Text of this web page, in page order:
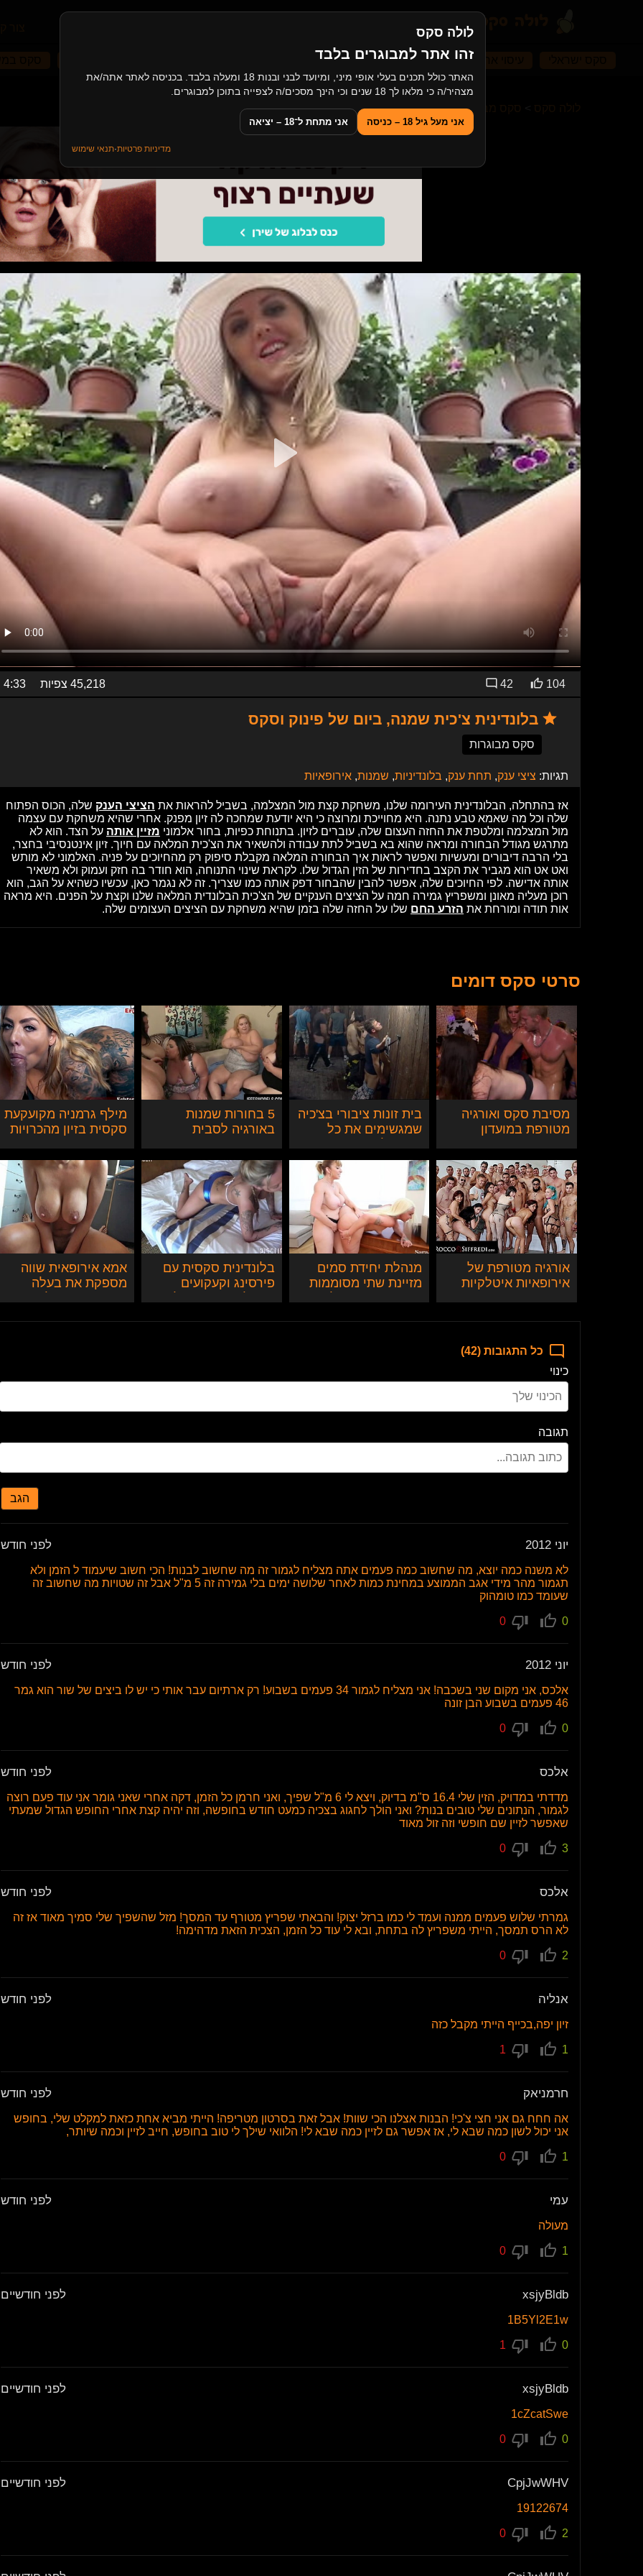
לולה סקס
זהו אתר למבוגרים בלבד
האתר כולל תכנים בעלי אופי מיני, ומיועד לבני ובנות 18 ומעלה בלבד. בכניסה לאתר אתה/את
מצהיר/ה כי מלאו לך 18 שנים וכי הינך מסכים/ה לצפייה בתוכן למבוגרים.
אני מעל גיל 18 – כניסה אני מתחת ל־18 – יציאה
מדיניות פרטיות·תנאי שימוש
עיסוי ארוטי סקס אחות ואח רוסיות
סקס מבוגרות>בלונדינית צ'כית שמנה, ביום של פינוק וסקס
4:33 45,218 צפיות 104
42
בלונדינית צ'כית שמנה, ביום של פינוק וסקס
סקס מבוגרות
תגיות: ציצי ענק, תחת ענק, בלונדיניות, שמנות, אירופאיות
אז בהתחלה, הבלונדינית העירומה שלנו, משחקת קצת מול המצלמה, בשביל להראות את הציצי הענק שלה, הכוס הפתוח
שלה וכל מה שאמא טבע נתנה. היא מחוייכת ומרוצה כי היא יודעת שמחכה לה זיון מפנק. אחרי שהיא משחקת עם עצמה
מול המצלמה ומלטפת את החזה העצום שלה, עוברים לזיון. בתנוחת כפיות, בחור אלמוני מזיין אותה על הצד. הוא לא
מתרגש מגודל הבחורה ומראה שהוא בא בשביל לתת עבודה ולהשאיר את הצ'כית המלאה עם חיוך. זיון אינטנסיבי בחצר,
בלי הרבה דיבורים ומעשיות ואפשר לראות איך הבחורה המלאה מקבלת סיפוק רק מהחיוכים על פניה. האלמוני לא מותש
ואט אט הוא מגביר את הקצב בחדירות של הזין הגדול שלו. לקראת שינוי התנוחה, הוא חודר בה חזק ועמוק ולא משאיר
אותה אדישה. לפי החיוכים שלה, אפשר להבין שהבחור דפק אותה כמו שצריך. זה לא נגמר כאן, עכשיו כשהיא על הגב, הוא
רוכן מעליה מאונן ומשפריץ גמירה חמה על הציצים הענקיים של הצ'כית הבלונדית המלאה שלנו וקצת על הפנים. היא מראה
אות תודה ומורחת את הזרע החם שלו על החזה שלה בזמן שהיא משחקת עם הציצים העצומים שלה.
סרטי סקס דומים
מסיבת סקס ואורגיה
מטורפת במועדון
בית זונות ציבורי בצ'כיה
שמגשימים את כל
5 בחורות שמנות
באורגיה לסבית
מילף גרמניה מקועקעת
סקסית בזיון מהכרויות
אורגיה מטורפת של
אירופאיות איטלקיות
מנהלת יחידת סמים
מזיינת שתי מסוממות
בלונדינית סקסית עם
פירסינג וקעקועים
אמא אירופאית שווה
מספקת את בעלה
כל התגובות (42)
כינוי
תגובה
הגב
יוני 2012 לפני חודש
לא משנה כמה יוצא, מה שחשוב כמה פעמים אתה מצליח לגמור זה מה שחשוב לבנות! הכי חשוב שיעמוד ל הזמן ולא
תגמור מהר מידי אגב הממוצע במחינת כמות לאחר שלושה ימים בלי גמירה זה 5 מ"ל אבל זה שטויות מה שחשוב זה
שעומד כמו טומהוק
0
יוני 2012 לפני חודש
אלכס, אני מקום שני בשכבה! אני מצליח לגמור 34 פעמים בשבוע! רק ארתיום עבר אותי כי יש לו ביצים של שור הוא גמר
46 פעמים בשבוע הבן זונה
0
אלכס לפני חודש
מדדתי במדויק, הזין שלי 16.4 ס"מ בדיוק, ויצא לי 6 מ"ל שפיך, ואני חרמן כל הזמן, דקה אחרי שאני גומר אני עוד פעם רוצה
לגמור, הנתונים שלי טובים בנות? ואני הולך לחגוג בצכיה כמעט חודש בחופשה, וזה יהיה קצת אחרי החופש הגדול שמעתי
שאפשר לזיין שם חופשי וזה זול מאוד
3
אלכס לפני חודש
גמרתי שלוש פעמים ממנה ועמד לי כמו ברזל יצוק! והבאתי שפריץ מטורף עד המסך! מזל שהשפיך שלי סמיך מאוד אז זה
לא הרס תמסך, הייתי משפריץ לה בתחת, ובא לי עוד כל הזמן, הצכית הזאת מדהימה!
2
אנליה לפני חודש
זיון יפה,בכייף הייתי מקבל כזה
1
חרמניאק לפני חודש
אה חחח גם אני חצי צ'כי! הבנות אצלנו הכי שוות! אבל זאת בסרטון מטריפה! הייתי מביא אחת כזאת למקלט שלי, בחופש
אני יכול לשון כמה שבא לי, אז אפשר גם לזיין כמה שבא לי! הלוואי שילך לי טוב בחופש, חייב לזיין וכמה שיותר,
1
עמי לפני חודש
מעולה
1
xsjyBldb לפני חודשיים
1B5Yl2E1w
0
xsjyBldb לפני חודשיים
1cZcatSwe
0
CpjJwWHV לפני חודשיים
19122674
2